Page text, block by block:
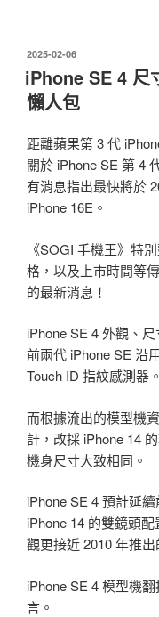
發
佈
於
2025-02-06
iPhone SE 4 尺
懶人包
距離蘋果第 3 代
關於 iPhone SE 第 4
有消息指出最快將於
iPhone 16E。
《SOGI 手機王》特
格，以及上市時間等
的最新消息！
iPhone SE 4 外觀、尺
前兩代 iPhone SE 沿
Touch ID 指紋感測器。
而根據流出的模型機
計，改採 iPhone 14
機身尺寸大致相同。
iPhone SE 4 預計延
iPhone 14 的雙鏡頭
觀更接近 2010 年推出
iPhone SE 4 模型機
言。